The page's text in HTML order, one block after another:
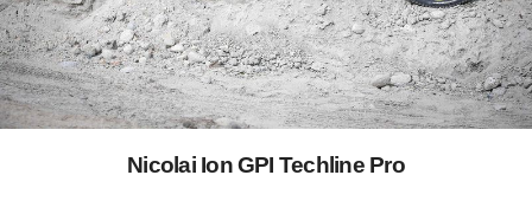
Nicolai Ion GPI Techline Pro